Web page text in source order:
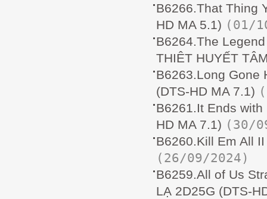
B6266.That Thing
HD MA 5.1) (01/
B6264.The
THIÊT HUYẾT
B6263.Long Gone
(DTS-HD MA 7.1)
B6261.It Ends
HD MA 7.1) (30/
B6260.Kill Em All
(26/09/2024)
B6259.All of Us
LẠ 2D25G (DTS-